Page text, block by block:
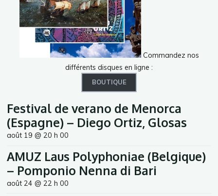
Commandez nos
différents disques en ligne :
BOUTIQUE
Festival de verano de Menorca
(Espagne) – Diego Ortiz, Glosas
août 19 @ 20 h 00
AMUZ Laus Polyphoniae (Belgique)
– Pomponio Nenna di Bari
août 24 @ 22 h 00